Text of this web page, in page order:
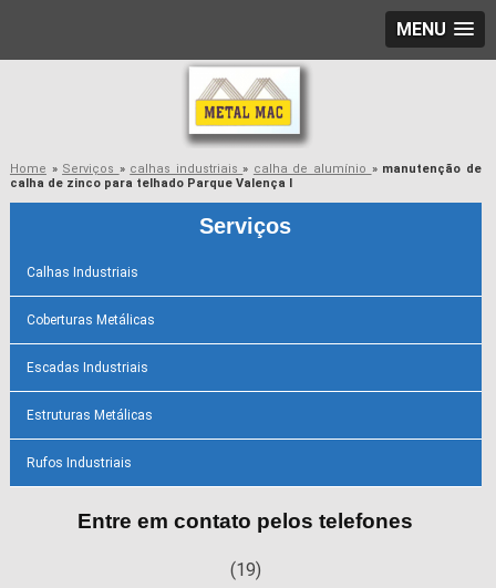
MENU
Home » Serviços » calhas industriais» calha de alumínio » manutenção de
calha de zinco para telhado Parque Valença I
Serviços
Calhas Industriais
Coberturas Metálicas
Escadas Industriais
Estruturas Metálicas
Rufos Industriais
Entre em contato pelos telefones
(19)